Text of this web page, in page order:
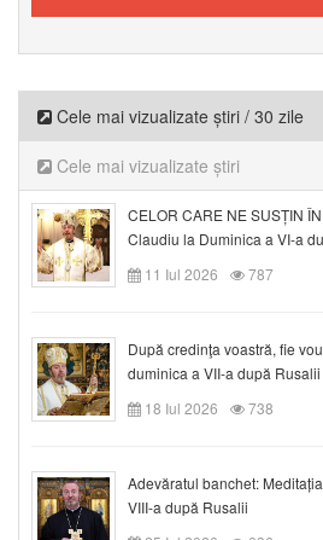
Cele mai vizualizate știri / 30 zile
Cele mai vizualizate știri
CELOR CARE NE SUSȚIN
Claudiu la Duminica a VI-a
11 Iul 2026
787
După credinţa voastră, fie
duminica a VII-a după Rusalii
18 Iul 2026
738
Adevăratul banchet:
VIII-a după Rusalii